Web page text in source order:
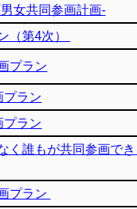
女共同参画計画-
（第4次）
プラン
プラン
プラン
く誰もが共同参画でき
プラン